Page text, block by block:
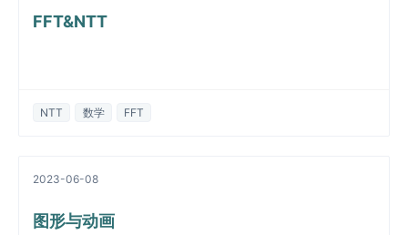
FFT&NTT
NTT 数学 FFT
2023-06-08
图形与动画